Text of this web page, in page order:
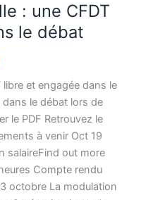
: une CFDT
le débat
et engagée dans le
le débat lors de
le PDF Retrouvez le
à venir Oct 19
salaireFind out more
Compte rendu
octobre La modulation